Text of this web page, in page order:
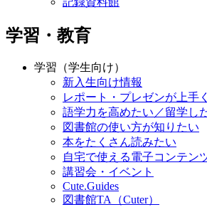
学習・教育
学習（学生向け）
新入生向け情報
レポート・プレゼンが上手
語学力を高めたい／留学し
図書館の使い方が知りたい
本をたくさん読みたい
自宅で使える電子コンテン
講習会・イベント
Cute.Guides
図書館TA（Cuter）